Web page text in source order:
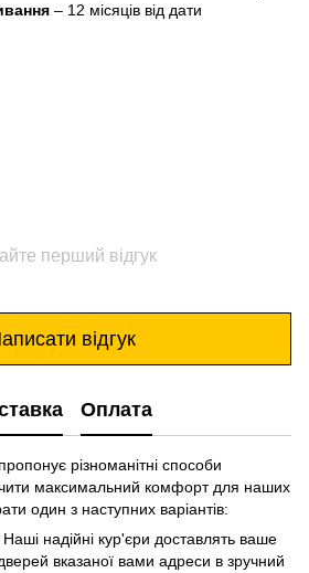
– 12 місяців від дати
перший відгук
відгук
Оплата
різноманітні способи
максимальний комфорт для наших
один з наступних варіантів:
надійні кур'єри доставлять ваше
вказаної вами адреси в зручний